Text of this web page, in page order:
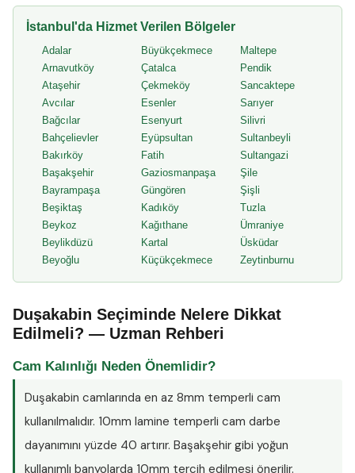
İstanbul'da Hizmet Verilen Bölgeler
Adalar
Arnavutköy
Ataşehir
Avcılar
Bağcılar
Bahçelievler
Bakırköy
Başakşehir
Bayrampaşa
Beşiktaş
Beykoz
Beylikdüzü
Beyoğlu
Büyükçekmece
Çatalca
Çekmeköy
Esenler
Esenyurt
Eyüpsultan
Fatih
Gaziosmanpaşa
Güngören
Kadıköy
Kağıthane
Kartal
Küçükçekmece
Maltepe
Pendik
Sancaktepe
Sarıyer
Silivri
Sultanbeyli
Sultangazi
Şile
Şişli
Tuzla
Ümraniye
Üsküdar
Zeytinburnu
Duşakabin Seçiminde Nelere Dikkat
Edilmeli? — Uzman Rehberi
Cam Kalınlığı Neden Önemlidir?
Duşakabin camlarında en az 8mm temperli cam
kullanılmalıdır. 10mm lamine temperli cam darbe
dayanımını yüzde 40 artırır. Başakşehir gibi yoğun
kullanımlı banyolarda 10mm tercih edilmesi önerilir.